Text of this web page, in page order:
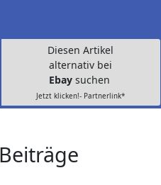
Diesen Artikel
alternativ bei
Ebay suchen
Jetzt klicken!- Partnerlink*